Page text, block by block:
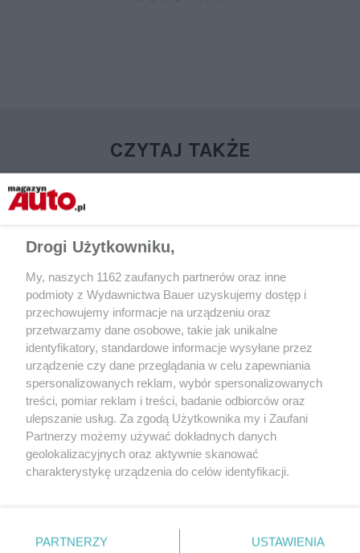
CZYTAJ TAKŻE
GADŻETY
Buty do jazdy autem. Nie każde
obuwie się nadaje, ale jest takie,
które nadaje się znakomicie.
I całkiem nieźle wygląda
GADŻETY
Smartwatch w
możliwości, funkcje,
aplikacje
Drogi Użytkowniku,
My, naszych 1162 zaufanych partnerów oraz inne
podmioty z Wydawnictwa Bauer uzyskujemy dostęp i
przechowujemy informacje na urządzeniu oraz
przetwarzamy dane osobowe, takie jak unikalne
identyfikatory, standardowe informacje wysyłane przez
urządzenie czy dane przeglądania w celu zapewniania
spersonalizowanych reklam, wybór spersonalizowanych
treści, pomiar reklam i treści, badanie odbiorców oraz
ulepszanie usług. Za zgodą Użytkownika my i Zaufani
Partnerzy możemy używać dokładnych danych
geolokalizacyjnych oraz aktywnie skanować
charakterystykę urządzenia do celów identyfikacji.
zmienić/wycofać klikając przycisk ustawień prywatności
PARTNERZY USTAWIENIA